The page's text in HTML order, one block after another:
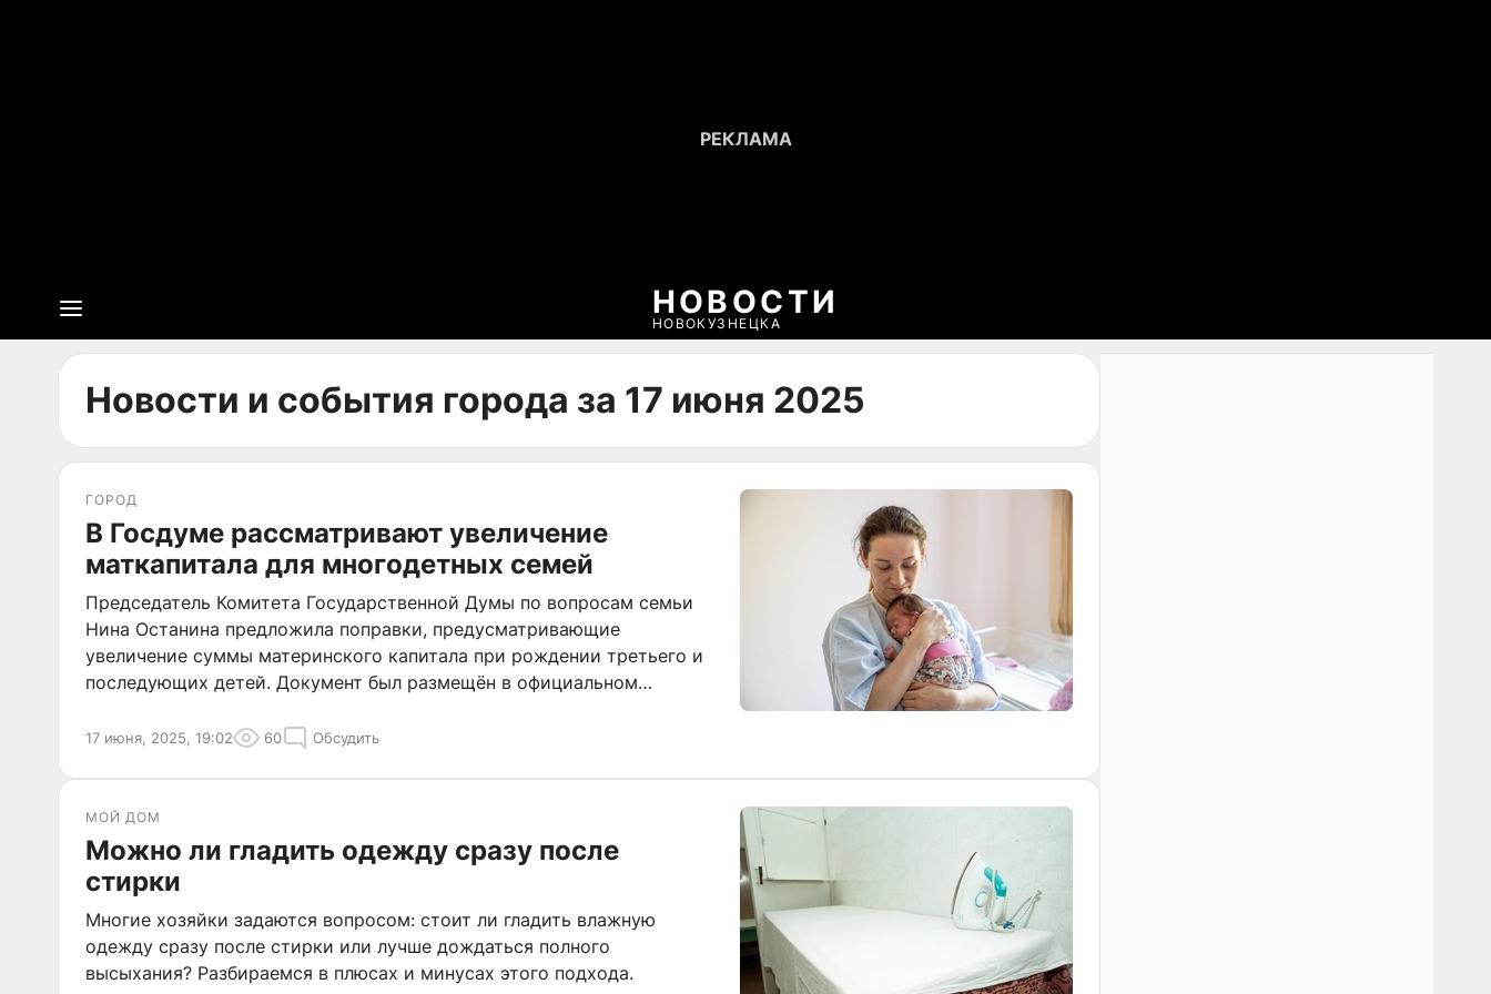
НОВОСТИ
НОВОКУЗНЕЦКА
Новости и события города за 17 июня 2025
ГОРОД
В Госдуме рассматривают увеличение
маткапитала для многодетных семей
Председатель Комитета Государственной Думы по вопросам семьи
Нина Останина предложила поправки, предусматривающие
увеличение суммы материнского капитала при рождении третьего и
последующих детей. Документ был размещён в официальном
17 июня, 2025, 19:02 60 Обсудить
МОЙ ДОМ
Можно ли гладить одежду сразу после
стирки
Многие хозяйки задаются вопросом: стоит ли гладить влажную
одежду сразу после стирки или лучше дождаться полного
высыхания? Разбираемся в плюсах и минусах этого подхода.